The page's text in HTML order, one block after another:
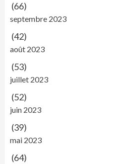
(66)
septembre 2023
(42)
août 2023
(53)
juillet 2023
(52)
juin 2023
(39)
mai 2023
(64)